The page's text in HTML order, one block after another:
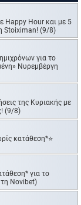
Happy Hour και με 5
Stoiximan! (9/8)
για το
Νυρεμβέργη
της Κυριακής με
(9/8)
κατάθεση*⭐
για το
Novibet)